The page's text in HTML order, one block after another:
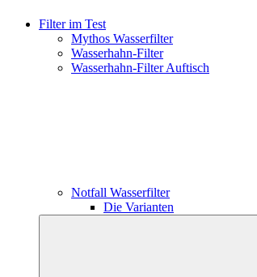
Filter im Test
Mythos Wasserfilter
Wasserhahn-Filter
Wasserhahn-Filter Auftisch
Notfall Wasserfilter
Die Varianten